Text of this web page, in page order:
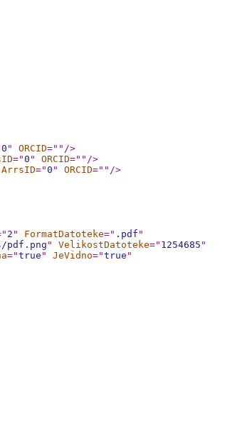
0 " ORCID=" " />
="0 " ORCID=" " />
ArrsID="0 " ORCID=" " />
2 " FormatDatoteke=" .pdf "
" VelikostDatoteke=" 1254685 "
="true " JeVidno="true "